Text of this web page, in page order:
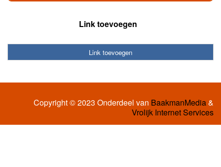
Link toevoegen
Link toevoegen
Copyright © 2023 Onderdeel van BaakmanMedia&
Vrolijk Internet Services